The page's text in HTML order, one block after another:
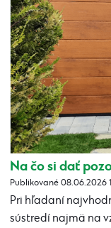
Na čo si dať
Publikované 08.06.2026
Pri hľadaní
sústredí najmä na